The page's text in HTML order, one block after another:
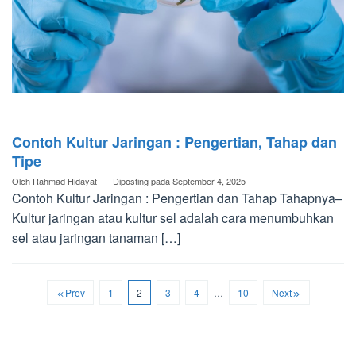
Contoh Kultur Jaringan : Pengertian, Tahap dan
Tipe
Oleh Rahmad Hidayat Diposting padaSeptember 4, 2025
Contoh Kultur Jaringan : Pengertian dan Tahap Tahapnya–
Kultur jaringan atau kultur sel adalah cara menumbuhkan
sel atau jaringan tanaman […]
Prev 1 2 3 4 … 10 Next